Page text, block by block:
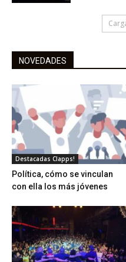
NOVEDADES
Destacadas Clapps!
Política, cómo se vinculan
con ella los más jóvenes